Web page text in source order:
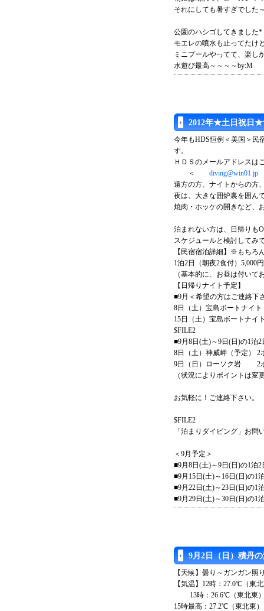
それにしても暑すぎでした
公園のハシゴしてきました
モエレの噴水も止ってたけ
ミニプールやってて、楽し
水遊び最高～～～～by:M
2012年★土日祝日★
今年もHDS恒例＜美国＞民
す。
ＨＤＳのメールアドレスは
＜ diving@win01.jp
遠方の方、ナイトからの方
夜は、大きな囲炉裏を囲ん
焼肉・ホッケの開きなど、
泊まれない方は、日帰りも
スケジュールと検討してみ
【民宿宿泊詳細】※もちろ
1泊2日（朝夜2食付）5,000円
（基本的に、お昼は付いて
【日帰りナイト予定】
■9月＜希望の方はご連絡下
8日（土）宝島ボートナイ
15日（土）宝島ボートナ
$FILE2
■9月8日(土)～9日(日)の1泊2
8日（土）神威岬（予定）
9日（日）ローソク岩 2
（状況によりポイントは変
お気軽に！ご連絡下さい。
$FILE2
「泊まりダイビング」お問
＜9月予定＞
■9月8日(土)～9日(日)の1泊2
■9月15日(土)～16日(日)の1
■9月22日(土)～23日(日)の1
■9月29日(土)～30日(日)の1
9月2日（日）積丹
【天候】曇り～ガンガン照
【気温】12時：27.0℃（東
13時：26.6℃（東北東
15時最高：27.2℃（東北東）